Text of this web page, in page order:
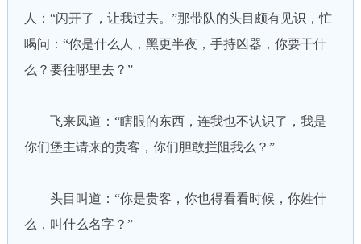
人：“闪开了，让我过去。”那带队的头目颇有见识，忙
喝问：“你是什么人，黑更半夜，手持凶器，你要干什
么？要往哪里去？”
飞来凤道：“瞎眼的东西，连我也不认识了，我是
你们堡主请来的贵客，你们胆敢拦阻我么？”
头目叫道：“你是贵客，你也得看看时候，你姓什
么，叫什么名字？”